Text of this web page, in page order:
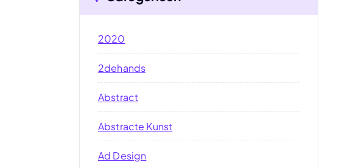
2020
2dehands
Abstract
Abstracte Kunst
Ad Design